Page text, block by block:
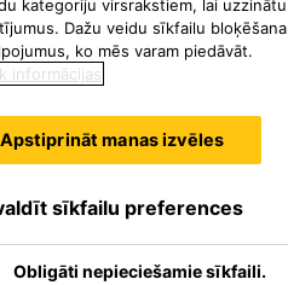
kategoriju virsrakstiem, lai
Dažu veidu sīkfailu
ko mēs varam piedāvāt.
informācijas
Apstiprināt manas izvēles
sīkfailu preferences
Obligāti nepieciešamie sīkfaili.